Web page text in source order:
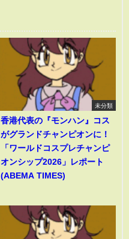
未分類
香港代表の『モンハン』コス
がグランドチャンピオンに！
「ワールドコスプレチャンピ
オンシップ2026」レポート
(ABEMA TIMES)